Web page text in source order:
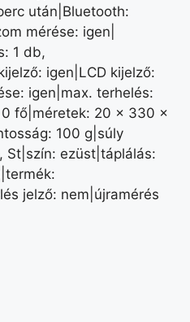
után|Bluetooth:
mérése: igen|
1 db,
igen|LCD kijelző:
igen|max. terhelés:
fő|méretek: 20 × 330 ×
100 g|súly
St|szín: ezüst|táplálás:
jelző: nem|újramérés